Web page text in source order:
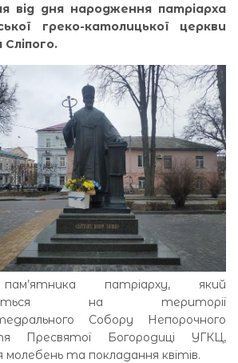
від дня народження патріарха
греко-католицької церкви
патріарху, який
на території
Собору Непорочного
Пресвятої Богородиці УГКЦ,
молебень та покладання квітів.